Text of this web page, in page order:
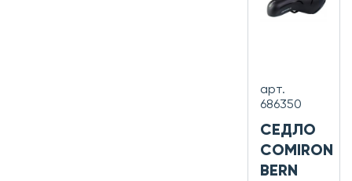
арт.
686350
СЕДЛО
COMIRON
BERN